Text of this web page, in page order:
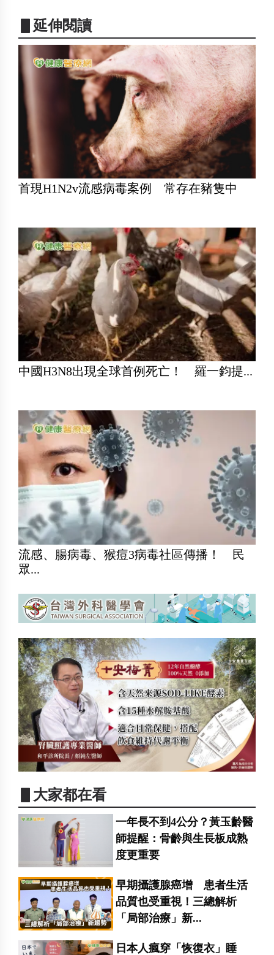
▋延伸閱讀
首現H1N2v流感病毒案例 常存在豬隻中
中國H3N8出現全球首例死亡！ 羅一鈞提...
流感、腸病毒、猴痘3病毒社區傳播！ 民
眾...
▋大家都在看
一年長不到4公分？黃玉齡醫
師提醒：骨齡與生長板成熟
度更重要
早期攝護腺癌增 患者生活
品質也受重視！三總解析
「局部治療」新...
日本人瘋穿「恢復衣」睡